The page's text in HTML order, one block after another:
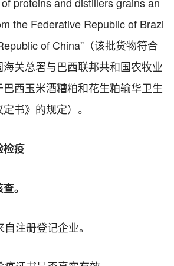
the Federative Republic of Brazi
of China”（该批货物符合
海关总署与巴西联邦共和国农牧业
西玉米酒糟粕和花生粕输华卫生
书》的规定）。
检疫
。
注册登记企业。